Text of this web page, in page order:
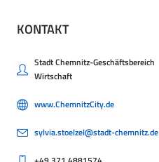
KONTAKT
Stadt Chemnitz-Geschäftsbereich
Wirtschaft
www.ChemnitzCity.de
sylvia.stoelzel@stadt-chemnitz.de